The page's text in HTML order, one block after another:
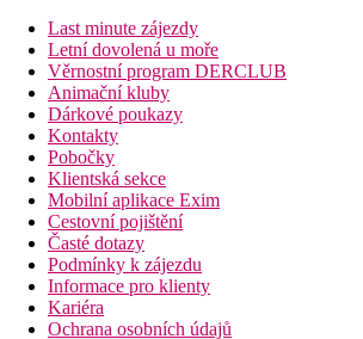
výtah
hlavní restaurace
restaurace s obsluhou (středomořská)
bar
wifi (zdarma)
směnárna
prádelna
lékař
SPA centrum
bazén (lehátka, slunečníky a osušky
terasa na slunění
Popis pláže
soukromá
písečná
Last minute zájezdy
Letní dovolená u moře
Věrnostní program DERCLUB
Animační kluby
Dárkové poukazy
Kontakty
Pobočky
Klientská sekce
Mobilní aplikace Exim
Cestovní pojištění
Časté dotazy
Podmínky k zájezdu
Informace pro klienty
Kariéra
Ochrana osobních údajů